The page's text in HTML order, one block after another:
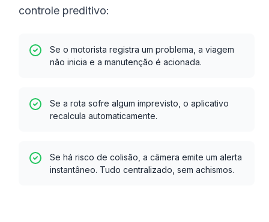
controle preditivo:
Se o motorista registra um problema, a viagem
não inicia e a manutenção é acionada.
Se a rota sofre algum imprevisto, o aplicativo
recalcula automaticamente.
Se há risco de colisão, a câmera emite um alerta
instantâneo. Tudo centralizado, sem achismos.